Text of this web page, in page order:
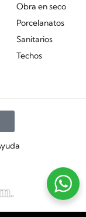
Obra en seco
Porcelanatos
Sanitarios
Techos